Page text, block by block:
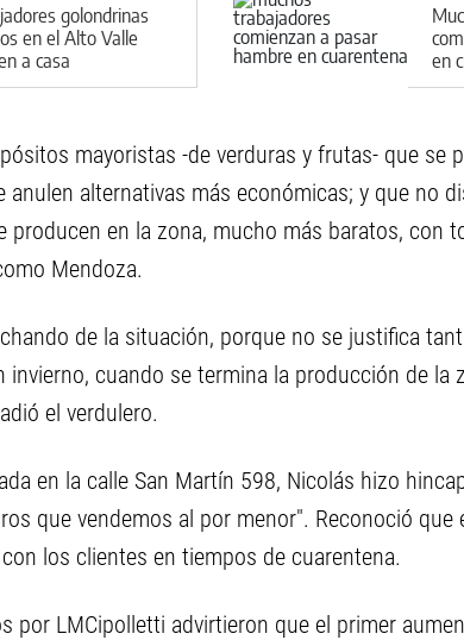
golondrinas
en el Alto Valle
a casa
en
mayoristas -de verduras y frutas- que se
anulen alternativas más económicas; y que no
producen en la zona, mucho más baratos, con
Mendoza.
de la situación, porque no se justifica
invierno, cuando se termina la producción de la
el verdulero.
en la calle San Martín 598, Nicolás hizo
que vendemos al por menor". Reconoció que
los clientes en tiempos de cuarentena.
por LMCipolletti advirtieron que el primer